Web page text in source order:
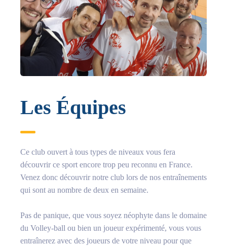
Les Équipes
Ce club ouvert à tous types de niveaux vous fera
découvrir ce sport encore trop peu reconnu en France.
Venez donc découvrir notre club lors de nos entraînements
qui sont au nombre de deux en semaine.
Pas de panique, que vous soyez néophyte dans le domaine
du Volley-ball ou bien un joueur expérimenté, vous vous
entraînerez avec des joueurs de votre niveau pour que